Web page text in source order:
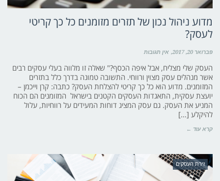
מדוע ניהול נכון של תזרים מזומנים כל כך קריטי
לעסק?
פברואר 20, 2017 אין תגובות
העסק שלי מצליח, אבל איפה הכסף?" שאלה זו מלווה בעלי עסקים רבים
אשר מנהלים עסק מצוין ורווחי. התשובה טמונה בדרך כלל בתזרים
המזומנים. מדוע הוא כל כך קריטי להצלחת העסק? כתבה: קרן וייכמן –
יועצת עסקית, התאגדות העסקים הקטנים בישראל המזומנים הם הכוח
המניע את העסק. גם עסק המציג דוחות המעידים על רווחיות, עלול
להיקלע […]
קרא עוד ←
זירת העסקים